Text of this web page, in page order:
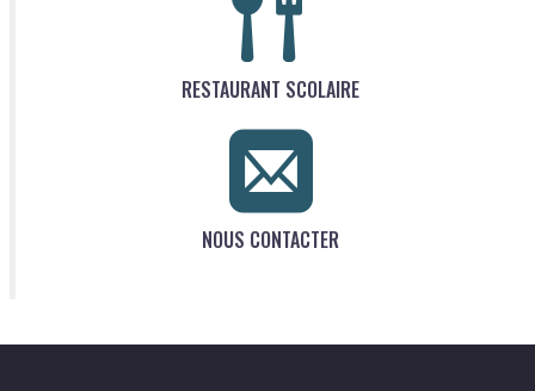
RESTAURANT SCOLAIRE
NOUS CONTACTER